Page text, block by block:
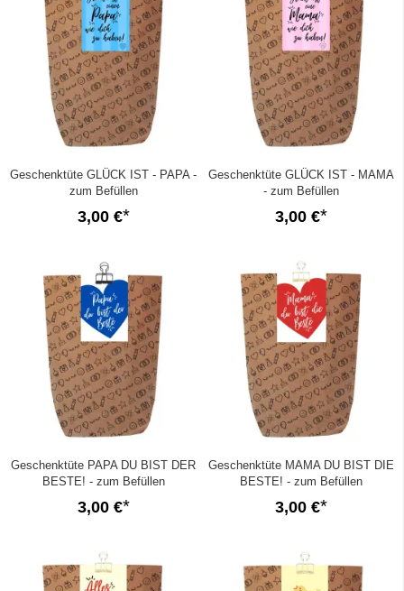
Geschenktüte GLÜCK IST - PAPA -
zum Befüllen
3,00 €
Geschenktüte GLÜCK IST - MAMA
- zum Befüllen
3,00 €
Geschenktüte PAPA DU BIST DER
BESTE! - zum Befüllen
3,00 €
Geschenktüte MAMA DU BIST DIE
BESTE! - zum Befüllen
3,00 €